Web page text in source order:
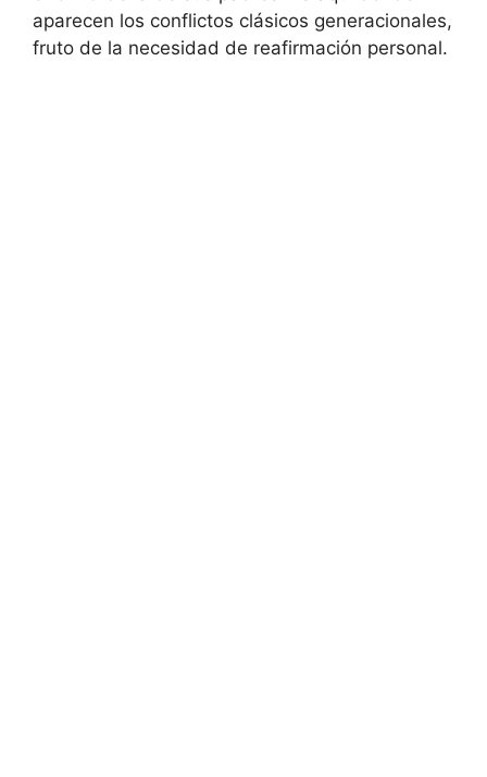
aparecen los conflictos clásicos generacionales,
fruto de la necesidad de reafirmación personal.